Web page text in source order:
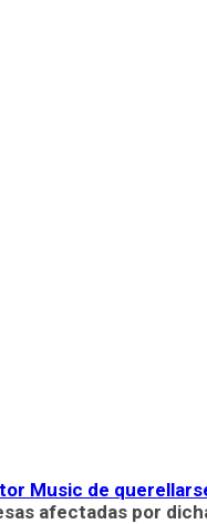
Music de
afectadas por